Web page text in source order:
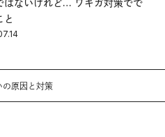
はないけれど… ワキガ対策でで
と
の原因と対策